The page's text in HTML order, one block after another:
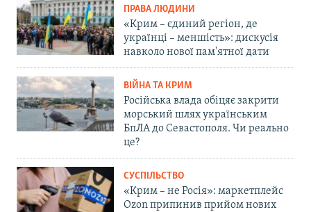
ПРАВА ЛЮДИНИ
«Крим – єдиний регіон, де
українці – меншість»: дискусія
навколо нової пам'ятної дати
ВІЙНА ТА КРИМ
Російська влада обіцяє закрити
морський шлях українським
БпЛА до Севастополя. Чи реально
це?
СУСПІЛЬСТВО
«Крим – не Росія»: маркетплейс
Ozon припинив прийом нових